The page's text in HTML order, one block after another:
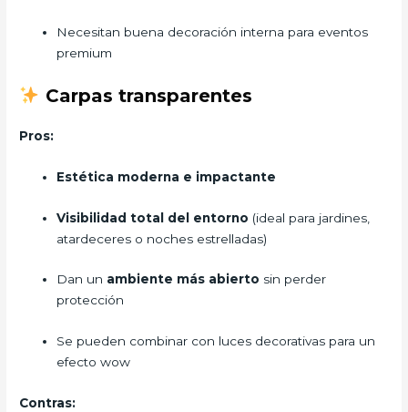
Necesitan buena decoración interna para eventos
premium
Carpas transparentes
Pros:
Estética moderna e impactante
Visibilidad total del entorno (ideal para jardines,
atardeceres o noches estrelladas)
Dan un ambiente más abierto sin perder
protección
Se pueden combinar con luces decorativas para un
efecto wow
Contras: